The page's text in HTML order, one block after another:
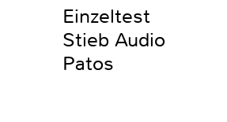
Einzeltest
Stieb Audio
Patos